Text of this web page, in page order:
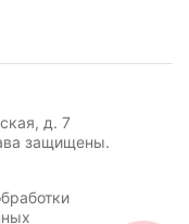
д. 7
защищены.